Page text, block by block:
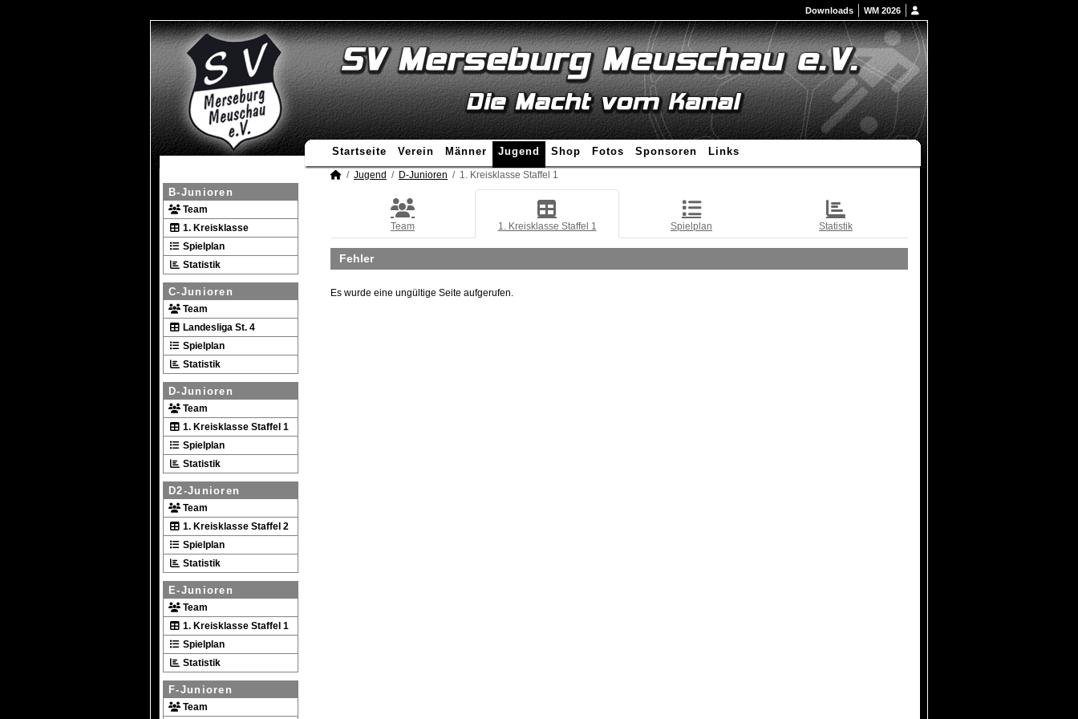
Downloads WM 2026
Startseite Verein Männer Jugend Shop Fotos Sponsoren Links
B-Junioren
Team
1. Kreisklasse
Spielplan
Statistik
C-Junioren
Team
Landesliga St. 4
Spielplan
Statistik
D-Junioren
Team
1. Kreisklasse Staffel 1
Spielplan
Statistik
D2-Junioren
Team
1. Kreisklasse Staffel 2
Spielplan
Statistik
E-Junioren
Team
1. Kreisklasse Staffel 1
Spielplan
Statistik
F-Junioren
Team
Jugend D-Junioren 1. Kreisklasse Staffel 1
Team 1. Kreisklasse Staffel 1 Spielplan Statistik
Fehler
Es wurde eine ungültige Seite aufgerufen.